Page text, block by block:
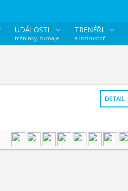
UDÁLOSTI
tréninky, turnaje
TRENÉŘI
a instruktoři
DETAIL